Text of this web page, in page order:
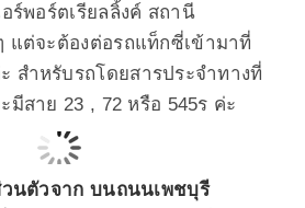
ร์พอร์ตเรียลลิ้งค์ สถานี
แต่จะต้องต่อรถแท็กซี่เข้ามาที่
สำหรับรถโดยสารประจำทางที่
สาย 23 , 72 หรือ 545ร ค่ะ
วนตัวจาก บนถนนเพชบุรี